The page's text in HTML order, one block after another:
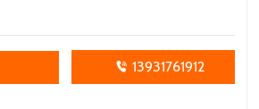
13931761912